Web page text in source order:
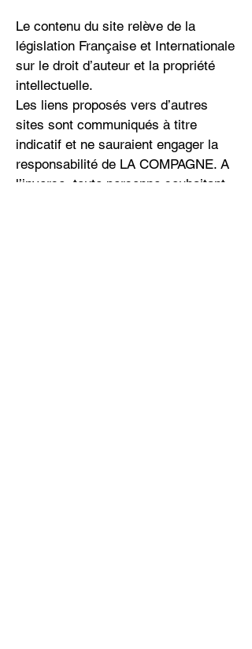
Le contenu du site relève de la
législation Française et Internationale
sur le droit d’auteur et la propriété
intellectuelle.
Les liens proposés vers d’autres
sites sont communiqués à titre
indicatif et ne sauraient engager la
responsabilité de LA COMPAGNE. A
l’inverse, toute personne souhaitant